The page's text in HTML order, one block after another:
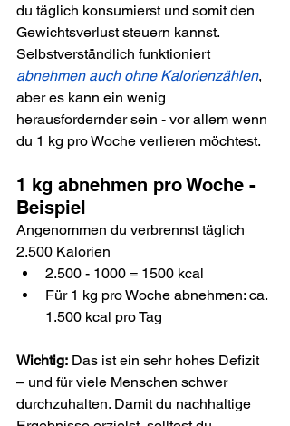
du täglich konsumierst und somit den
Gewichtsverlust steuern kannst.
Selbstverständlich funktioniert
abnehmen auch ohne Kalorienzählen,
aber es kann ein wenig
herausfordernder sein - vor allem wenn
du 1 kg pro Woche verlieren möchtest.
1 kg abnehmen pro Woche -
Beispiel
Angenommen du verbrennst täglich
2.500 Kalorien
2.500 - 1000 = 1500 kcal
Für 1 kg pro Woche abnehmen: ca.
1.500 kcal pro Tag
Wichtig: Das ist ein sehr hohes Defizit
– und für viele Menschen schwer
durchzuhalten. Damit du nachhaltige